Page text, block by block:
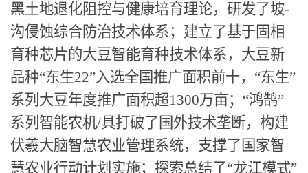
黑土地退化阻控与健康培育理论，研发了坡-
沟侵蚀综合防治技术体系；建立了基于固相
育种芯片的大豆智能育种技术体系，大豆新
品种“东生22”入选全国推广面积前十，“东生”
系列大豆年度推广面积超1300万亩；“鸿鹄”
系列智能农机/具打破了国外技术垄断，构建
伏羲大脑智慧农业管理系统，支撑了国家智
慧农业行动计划实施；探索总结了“龙江模式”